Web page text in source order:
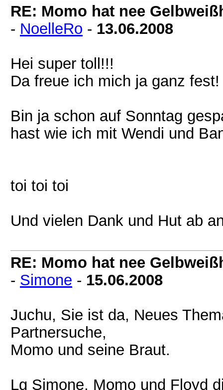
RE: Momo hat nee
- NoelleRo - 13.06.2008
Hei super toll!!!
Da freue ich mich ja ganz fest!
Bin ja schon auf Sonntag
hast wie ich mit Wendi und
toi toi toi
Und vielen Dank und Hut ab
RE: Momo hat nee
- Simone - 15.06.2008
Juchu, Sie ist da, Neues
Partnersuche,
Momo und seine Braut.
Lg Simone, Momo und Floyd